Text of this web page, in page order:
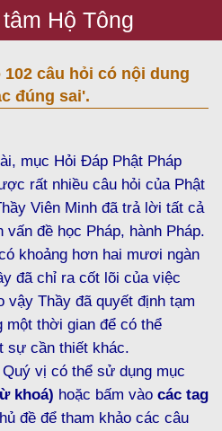
Hộ Tông
câu hỏi có nội dung
đúng sai'.
mục Hỏi Đáp Phật Pháp
rất nhiều câu hỏi của Phật
Viên Minh đã trả lời tất cả
đề học Pháp, hành Pháp.
khoảng hơn hai mươi ngàn
đã chỉ ra cốt lõi của việc
vậy Thầy đã quyết định tạm
một thời gian để có thể
sự cần thiết khác.
vị có thể sử dụng mục
khoá) hoặc bấm vào các tag
đề để tham khảo các câu